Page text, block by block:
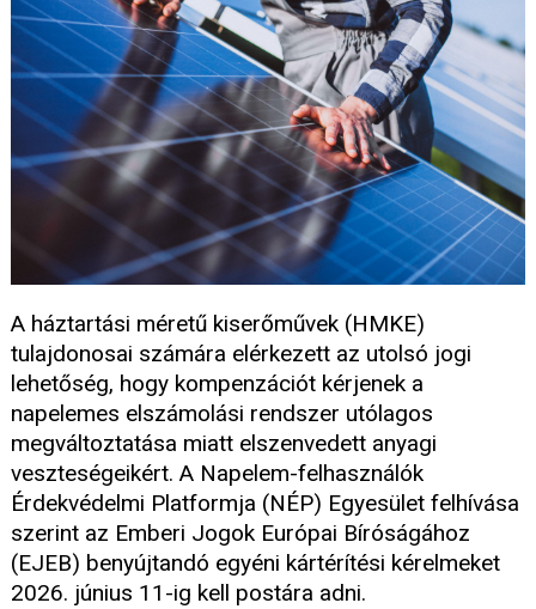
A háztartási méretű kiserőművek (HMKE)
tulajdonosai számára elérkezett az utolsó jogi
lehetőség, hogy kompenzációt kérjenek a
napelemes elszámolási rendszer utólagos
megváltoztatása miatt elszenvedett anyagi
veszteségeikért. A Napelem-felhasználók
Érdekvédelmi Platformja (NÉP) Egyesület felhívása
szerint az Emberi Jogok Európai Bíróságához
(EJEB) benyújtandó egyéni kártérítési kérelmeket
2026. június 11-ig kell postára adni.